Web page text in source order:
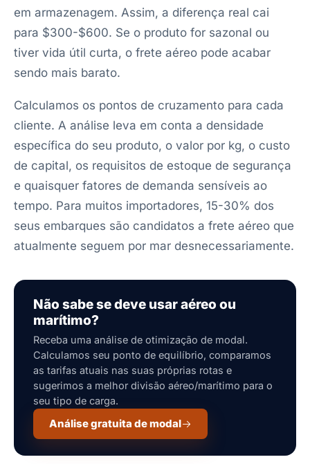
em armazenagem. Assim, a diferença real cai
para $300-$600. Se o produto for sazonal ou
tiver vida útil curta, o frete aéreo pode acabar
sendo mais barato.
Calculamos os pontos de cruzamento para cada
cliente. A análise leva em conta a densidade
específica do seu produto, o valor por kg, o custo
de capital, os requisitos de estoque de segurança
e quaisquer fatores de demanda sensíveis ao
tempo. Para muitos importadores, 15-30% dos
seus embarques são candidatos a frete aéreo que
atualmente seguem por mar desnecessariamente.
Não sabe se deve usar aéreo ou
marítimo?
Receba uma análise de otimização de modal.
Calculamos seu ponto de equilíbrio, comparamos
as tarifas atuais nas suas próprias rotas e
sugerimos a melhor divisão aéreo/marítimo para o
seu tipo de carga.
Análise gratuita de modal